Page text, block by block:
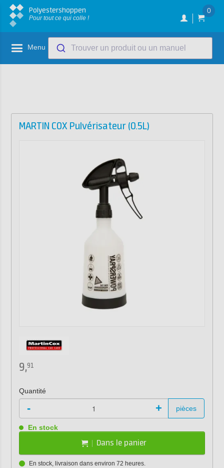
Polyestershoppen
Pour tout ce qui colle !
0
Menu Trouver un produit ou un manuel
MARTIN COX Pulvérisateur (0.5L)
9,91
Quantité
- + pièces
En stock
Dans le panier
En stock, livraison dans environ 72 heures.